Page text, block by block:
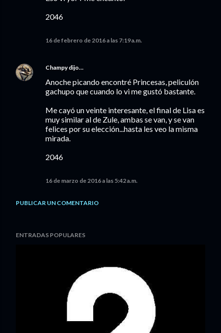
2046
16 de febrero de 2016 a las 7:19 a.m.
Champydijo…
Anoche picando encontré Princesas, peliculón
gachupo que cuando lo vi me gustó bastante.
Me cayó un veinte interesante, el final de Lisa es
muy similar al de Zule, ambas se van, y se van
felices por su elección...hasta les veo la misma
mirada.
2046
16 de marzo de 2016 a las 5:42 a.m.
PUBLICAR UN COMENTARIO
ENTRADAS POPULARES